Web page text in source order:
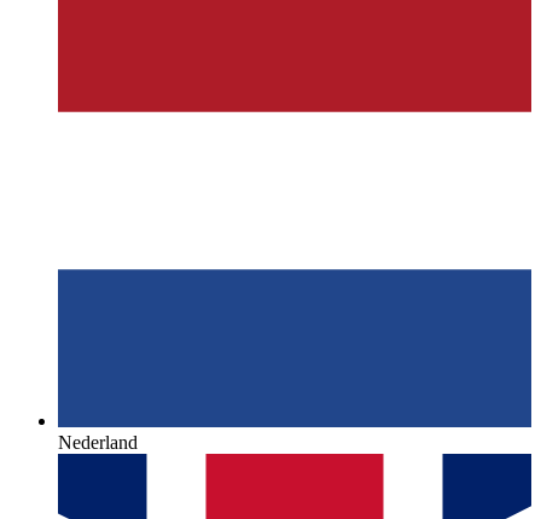
Nederland